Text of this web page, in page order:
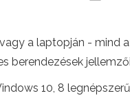
a laptopján - mind
berendezések
10, 8